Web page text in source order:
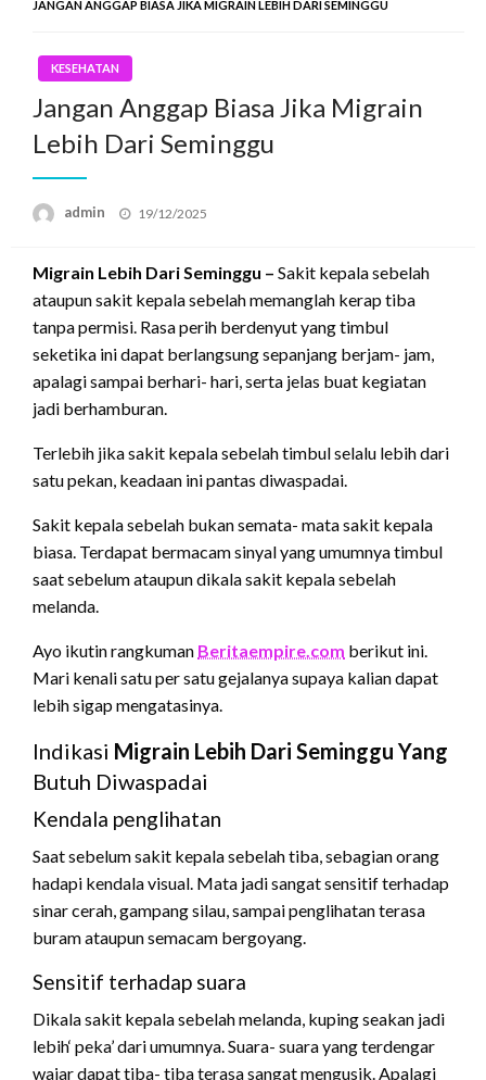
JANGAN ANGGAP BIASA JIKA MIGRAIN LEBIH DARI SEMINGGU
KESEHATAN
Jangan Anggap Biasa Jika Migrain
Lebih Dari Seminggu
admin
Posted
19/12/2025
Migrain Lebih Dari Seminggu – Sakit kepala sebelah
ataupun sakit kepala sebelah memanglah kerap tiba
tanpa permisi. Rasa perih berdenyut yang timbul
seketika ini dapat berlangsung sepanjang berjam- jam,
apalagi sampai berhari- hari, serta jelas buat kegiatan
jadi berhamburan.
Terlebih jika sakit kepala sebelah timbul selalu lebih dari
satu pekan, keadaan ini pantas diwaspadai.
Sakit kepala sebelah bukan semata- mata sakit kepala
biasa. Terdapat bermacam sinyal yang umumnya timbul
saat sebelum ataupun dikala sakit kepala sebelah
melanda.
Ayo ikutin rangkuman Beritaempire.com berikut ini.
Mari kenali satu per satu gejalanya supaya kalian dapat
lebih sigap mengatasinya.
Indikasi Migrain Lebih Dari Seminggu Yang
Butuh Diwaspadai
Kendala penglihatan
Saat sebelum sakit kepala sebelah tiba, sebagian orang
hadapi kendala visual. Mata jadi sangat sensitif terhadap
sinar cerah, gampang silau, sampai penglihatan terasa
buram ataupun semacam bergoyang.
Sensitif terhadap suara
Dikala sakit kepala sebelah melanda, kuping seakan jadi
lebih‘ peka’ dari umumnya. Suara- suara yang terdengar
wajar dapat tiba- tiba terasa sangat mengusik. Apalagi